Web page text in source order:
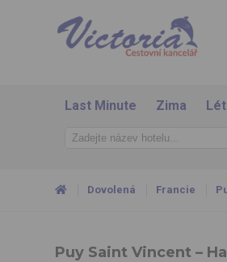
Last Minute Zima
Dovolená Francie
Puy Saint Vincent –